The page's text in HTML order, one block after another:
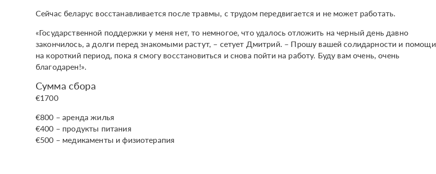
Сейчас беларус восстанавливается после травмы, с трудом передвигается и не может работать.
«Государственной поддержки у меня нет, то немногое, что удалось отложить на черный день давно
закончилось, а долги перед знакомыми растут, – сетует Дмитрий. – Прошу вашей солидарности и помощи
на короткий период, пока я смогу восстановиться и снова пойти на работу. Буду вам очень, очень
благодарен!».
Сумма сбора
€1700
€800 – аренда жилья
€400 – продукты питания
€500 – медикаменты и физиотерапия